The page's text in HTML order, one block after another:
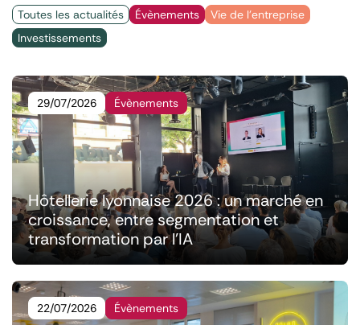
Toutes les actualités Évènements
Vie de l'entreprise
Investissements
29/07/2026 Évènements
Hôtellerie lyonnaise 2026 : un marché en
croissance, entre segmentation et
transformation par l'IA
22/07/2026 Évènements